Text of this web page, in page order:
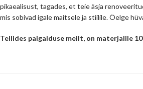
pikaealisust, tagades, et teie äsja
mis sobivad igale maitsele ja stiilile. Öelge
Tellides paigalduse meilt, on materjalile